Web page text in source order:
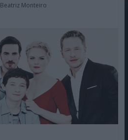
Beatriz Monteiro